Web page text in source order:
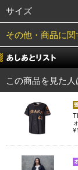
サイズ
その他・商品に
この商品を見た